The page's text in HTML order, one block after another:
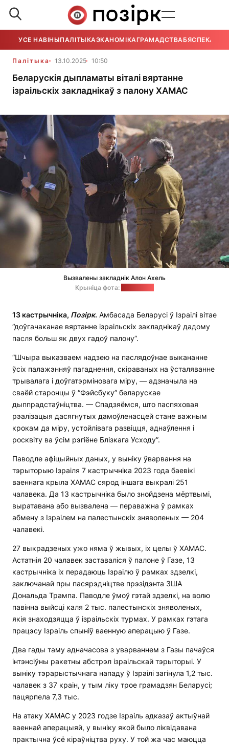
УСЕ НАВІНЫПАЛІТЫКАЭКАНОМІКАГРАМАДСТВАБЯСПЕКА
Палітыка 13.10.2025 10:50
Беларускія дыпламаты віталі вяртанне
ізраільскіх закладнікаў з палону ХАМАС
Вызвалены закладнік Алон Ахель
Крыніца фота:
13 кастрычніка, Позірк. Амбасада Беларусі ў Ізраілі вітае
“доўгачаканае вяртанне ізраільскіх закладнікаў дадому
пасля больш як двух гадоў палону”.
“Шчыра выказваем надзею на паслядоўнае выкананне
ўсіх палажэнняў пагаднення, скіраваных на ўсталяванне
трывалага і доўгатэрміновага міру, — адзначыла на
сваёй старонцы ў “Фэйсбуку” беларускае
дыппрадстаўніцтва. — Спадзяёмся, што паспяховая
рэалізацыя дасягнутых дамоўленасцей стане важным
крокам да міру, устойлівага развіцця, аднаўлення і
росквіту ва ўсім рэгіёне Блізкага Усходу”.
Паводле афіцыйных даных, у выніку ўварвання на
тэрыторыю Ізраіля 7 кастрычніка 2023 года баевікі
ваеннага крыла ХАМАС сярод іншага выкралі 251
чалавека. Да 13 кастрычніка было знойдзена мёртвымі,
выратавана або вызвалена — пераважна ў рамках
абмену з Ізраілем на палестынскіх зняволеных — 204
чалавекі.
27 выкрадзеных ужо няма ў жывых, іх целы ў ХАМАС.
Астатнія 20 чалавек заставаліся ў палоне ў Газе, 13
кастрычніка іх перадаюць Ізраілю ў рамках здзелкі,
заключанай пры пасярэдніцтве прэзідэнта ЗША
Дональда Трампа. Паводле ўмоў гэтай здзелкі, на волю
павінна выйсці каля 2 тыс. палестынскіх зняволеных,
якія знаходзяцца ў ізраільскіх турмах. У рамках гэтага
працэсу Ізраіль спыніў ваенную аперацыю ў Газе.
Два гады таму адначасова з уварваннем з Газы пачаўся
інтэнсіўны ракетны абстрэл ізраільскай тэрыторыі. У
выніку тэрарыстычнага нападу ў Ізраілі загінула 1,2 тыс.
чалавек з 37 краін, у тым ліку трое грамадзян Беларусі;
пацярпела 7,3 тыс.
На атаку ХАМАС у 2023 годзе Ізраіль адказаў актыўнай
ваеннай аперацыяй, у выніку якой было ліквідавана
практычна ўсё кіраўніцтва руху. У той жа час маюцца